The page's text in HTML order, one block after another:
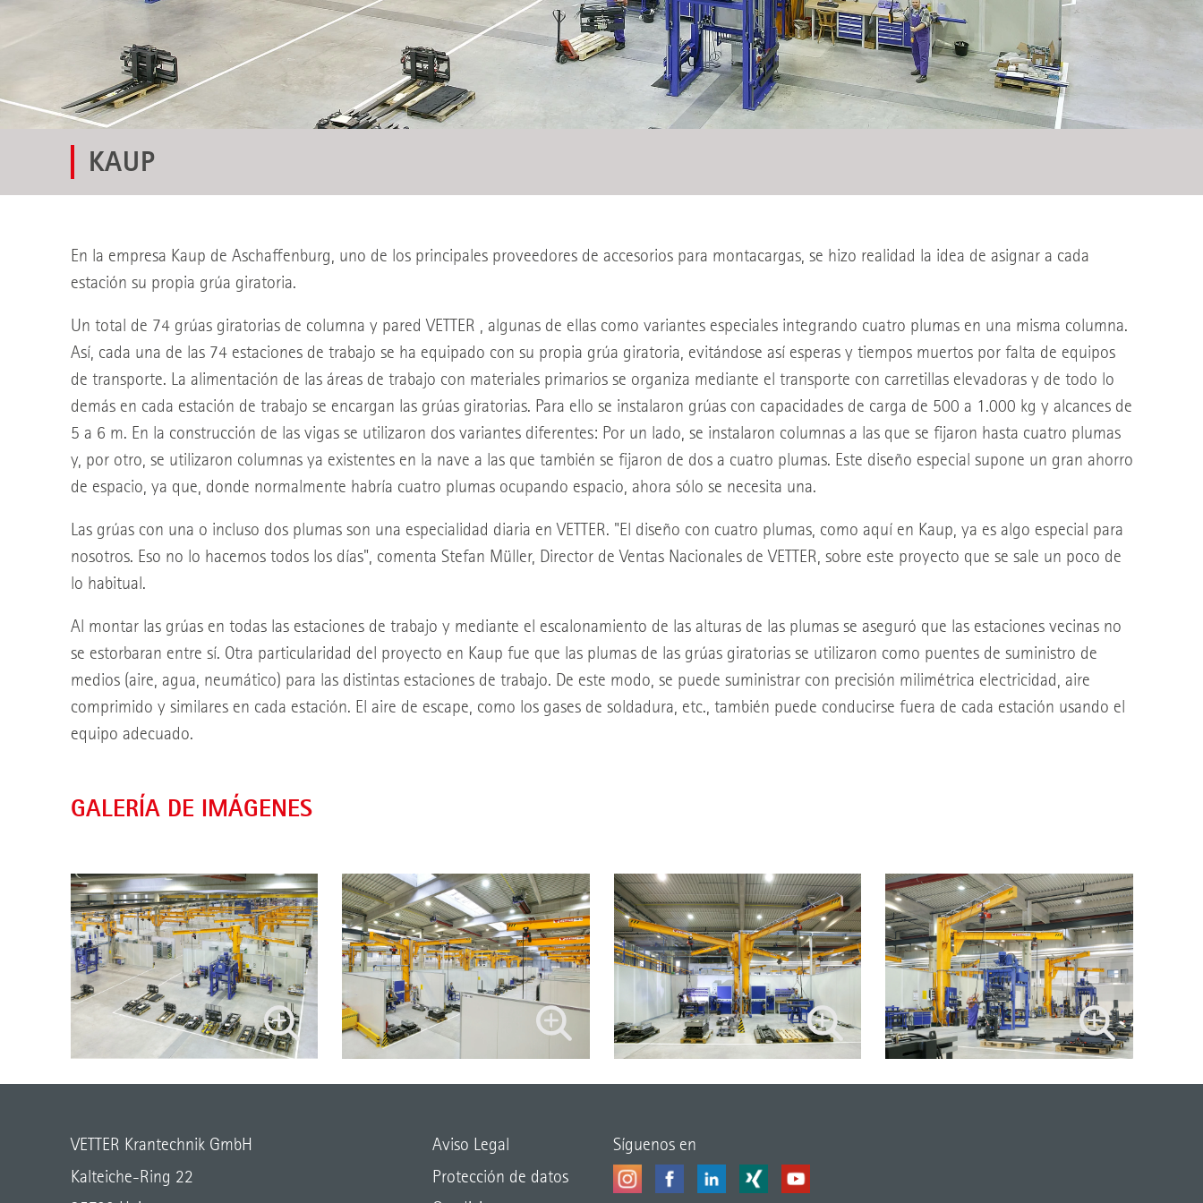
KAUP
En la empresa Kaup de Aschaffenburg, uno de los principales proveedores de accesorios para montacargas, se hizo realidad la idea de asignar a cada
estación su propia grúa giratoria.
Un total de 74 grúas giratorias de columna y pared VETTER , algunas de ellas como variantes especiales integrando cuatro plumas en una misma columna.
Así, cada una de las 74 estaciones de trabajo se ha equipado con su propia grúa giratoria, evitándose así esperas y tiempos muertos por falta de equipos
de transporte. La alimentación de las áreas de trabajo con materiales primarios se organiza mediante el transporte con carretillas elevadoras y de todo lo
demás en cada estación de trabajo se encargan las grúas giratorias. Para ello se instalaron grúas con capacidades de carga de 500 a 1.000 kg y alcances de
5 a 6 m. En la construcción de las vigas se utilizaron dos variantes diferentes: Por un lado, se instalaron columnas a las que se fijaron hasta cuatro plumas
y, por otro, se utilizaron columnas ya existentes en la nave a las que también se fijaron de dos a cuatro plumas. Este diseño especial supone un gran ahorro
de espacio, ya que, donde normalmente habría cuatro plumas ocupando espacio, ahora sólo se necesita una.
Las grúas con una o incluso dos plumas son una especialidad diaria en VETTER. "El diseño con cuatro plumas, como aquí en Kaup, ya es algo especial para
nosotros. Eso no lo hacemos todos los días", comenta Stefan Müller, Director de Ventas Nacionales de VETTER, sobre este proyecto que se sale un poco de
lo habitual.
Al montar las grúas en todas las estaciones de trabajo y mediante el escalonamiento de las alturas de las plumas se aseguró que las estaciones vecinas no
se estorbaran entre sí. Otra particularidad del proyecto en Kaup fue que las plumas de las grúas giratorias se utilizaron como puentes de suministro de
medios (aire, agua, neumático) para las distintas estaciones de trabajo. De este modo, se puede suministrar con precisión milimétrica electricidad, aire
comprimido y similares en cada estación. El aire de escape, como los gases de soldadura, etc., también puede conducirse fuera de cada estación usando el
equipo adecuado.
GALERÍA DE IMÁGENES
VETTER Krantechnik GmbH
Kalteiche-Ring 22
Aviso Legal
Protección de datos
Síguenos en